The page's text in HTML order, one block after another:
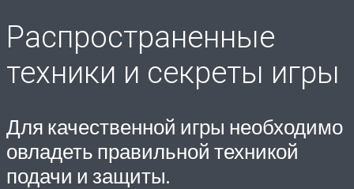
Распространенные
техники и секреты игры
Для качественной игры необходимо
овладеть правильной техникой
подачи и защиты.